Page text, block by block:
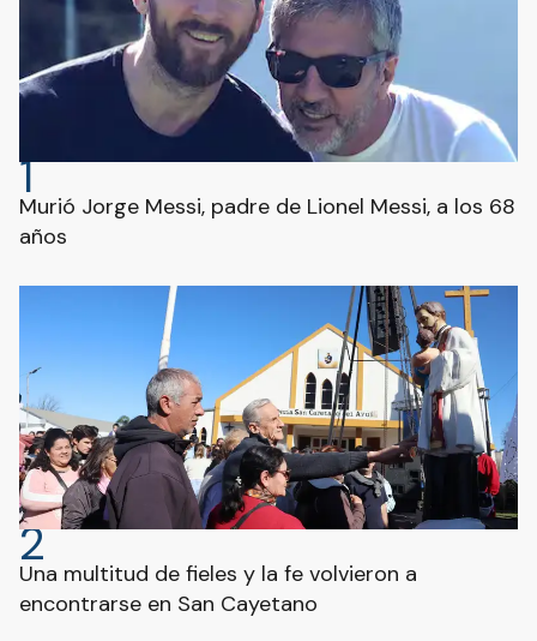
1
Murió Jorge Messi, padre de Lionel Messi, a los 68
años
2
Una multitud de fieles y la fe volvieron a
encontrarse en San Cayetano